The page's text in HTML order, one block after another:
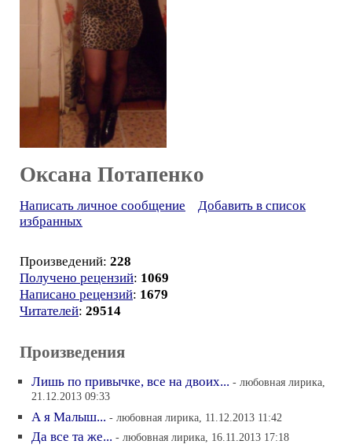
Оксана Потапенко
Написать личное сообщение
Добавить в список
избранных
Произведений: 228
Получено рецензий: 1069
Написано рецензий: 1679
Читателей: 29514
Произведения
Лишь по привычке, все на двоих... - любовная лирика,
21.12.2013 09:33
А я Малыш... - любовная лирика, 11.12.2013 11:42
Да все та же... - любовная лирика, 16.11.2013 17:18